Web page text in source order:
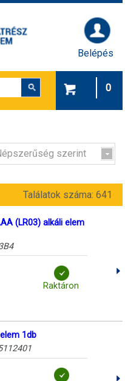
Belépés
0
szerint
Találatok száma: 641
(LR03) alkáli elem
Raktáron
1db